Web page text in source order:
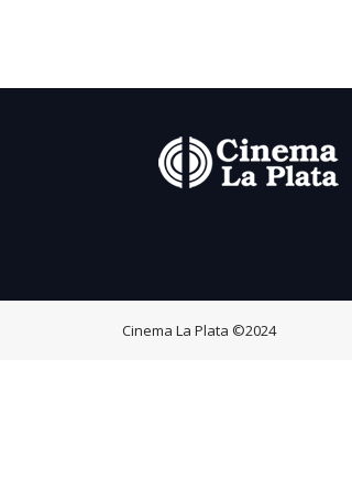
Cinema La Plata ©2024